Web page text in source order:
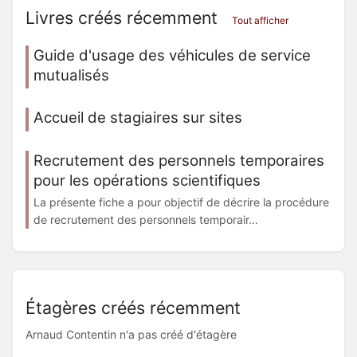
Livres créés récemment Tout afficher
Guide d'usage des véhicules de service
mutualisés
Accueil de stagiaires sur sites
Recrutement des personnels temporaires
pour les opérations scientifiques
La présente fiche a pour objectif de décrire la procédure
de recrutement des personnels temporair...
Étagères créés récemment
Arnaud Contentin n'a pas créé d'étagère